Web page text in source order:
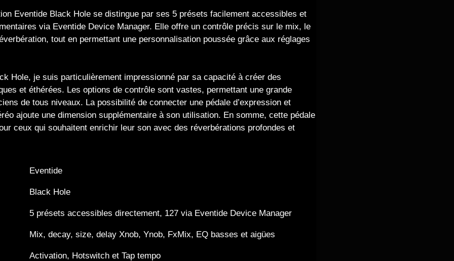
Eventide Black Hole se distingue par ses 5 présets facilement accessibles et
via Eventide Device Manager. Elle offre un contrôle précis sur le mix, le
tout en permettant une personnalisation poussée grâce aux réglages
Hole, je suis particulièrement impressionné par sa capacité à créer des
et éthérées. Les options de contrôle sont vastes, permettant une grande
de tous niveaux. La possibilité de connecter une pédale d’expression et
ajoute une dimension supplémentaire à son utilisation. En somme, cette pédale
ceux qui souhaitent enrichir leur son avec des réverbérations profondes et
Eventide
Black Hole
5 présets accessibles directement, 127 via Eventide Device Manager
Mix, decay, size, delay Xnob, Ynob, FxMix, EQ basses et aigües
Activation, Hotswitch et Tap tempo